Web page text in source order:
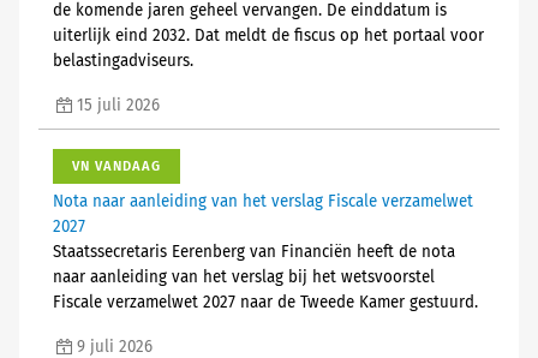
de komende jaren geheel vervangen. De einddatum is
uiterlijk eind 2032. Dat meldt de fiscus op het portaal voor
belastingadviseurs.
15 juli 2026
VN VANDAAG
Nota naar aanleiding van het verslag Fiscale verzamelwet
2027
Staatssecretaris Eerenberg van Financiën heeft de nota
naar aanleiding van het verslag bij het wetsvoorstel
Fiscale verzamelwet 2027 naar de Tweede Kamer gestuurd.
9 juli 2026